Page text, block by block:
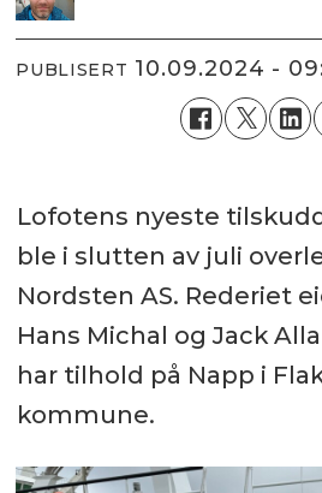
PUBLISERT 10.09.2024 -
Lofotens nyeste
ble i slutten av juli
Nordsten AS. Rederiet
Hans Michal og Jack
har tilhold på Napp i
kommune.